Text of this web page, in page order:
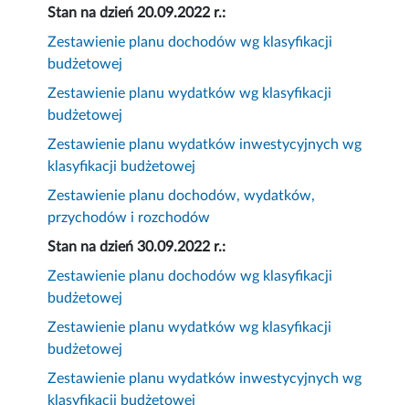
Stan na dzień 20.09.2022 r.:
Zestawienie planu dochodów wg klasyfikacji
budżetowej
Zestawienie planu wydatków wg klasyfikacji
budżetowej
Zestawienie planu wydatków inwestycyjnych wg
klasyfikacji budżetowej
Zestawienie planu dochodów, wydatków,
przychodów i rozchodów
Stan na dzień 30.09.2022 r.:
Zestawienie planu dochodów wg klasyfikacji
budżetowej
Zestawienie planu wydatków wg klasyfikacji
budżetowej
Zestawienie planu wydatków inwestycyjnych wg
klasyfikacji budżetowej